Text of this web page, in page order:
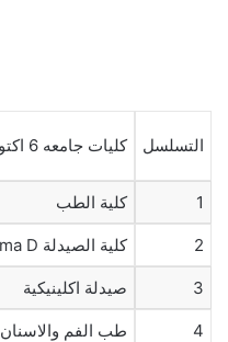
التسلسل كليات جامعه 6 اكتوبر
1 كلية الطب
2 كلية الصيدلة pharma D
3 صيدلة اكلينيكية
4 طب الفم والاسنان